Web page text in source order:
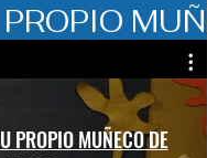
PROPIO MUÑECO DE